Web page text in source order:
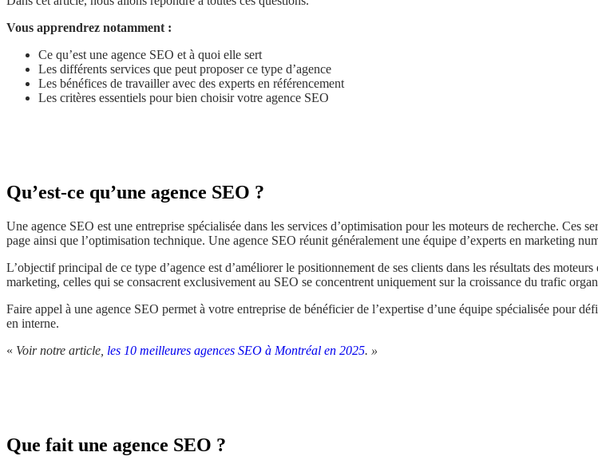
Vous apprendrez notamment :
Ce qu’est une agence SEO et à quoi elle sert
Les différents services que peut proposer ce type d’agence
Les bénéfices de travailler avec des experts en référencement
Les critères essentiels pour bien choisir votre agence SEO
Qu’est-ce qu’une agence SEO ?
Une agence SEO est une entreprise spécialisée dans les services d’optimisation pour les moteurs de recherche.
page ainsi que l’optimisation technique. Une agence SEO réunit généralement une équipe d’experts en marketing
L’objectif principal de ce type d’agence est d’améliorer le positionnement de ses clients dans les résultats des
marketing, celles qui se consacrent exclusivement au SEO se concentrent uniquement sur la croissance du trafic
Faire appel à une agence SEO permet à votre entreprise de bénéficier de l’expertise d’une équipe spécialisée pour
en interne.
« Voir notre article, les 10 meilleures agences SEO à Montréal en 2025. »
Que fait une agence SEO ?